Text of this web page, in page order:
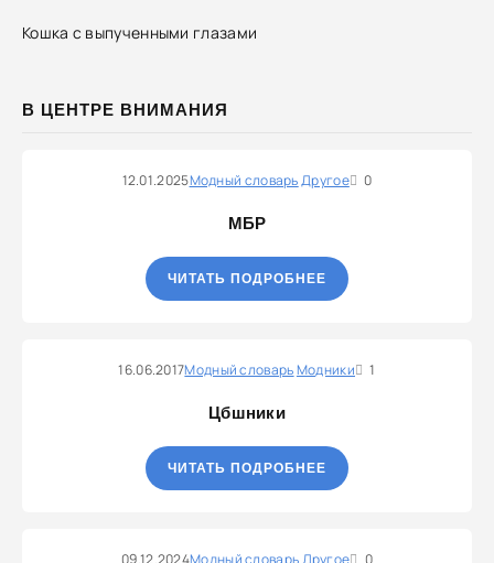
Кошка с выпученными глазами
В ЦЕНТРЕ ВНИМАНИЯ
12.01.2025Модный словарьДругое 0
МБР
ЧИТАТЬ ПОДРОБНЕЕ
16.06.2017Модный словарьМодники 1
Цбшники
ЧИТАТЬ ПОДРОБНЕЕ
09.12.2024Модный словарьДругое 0